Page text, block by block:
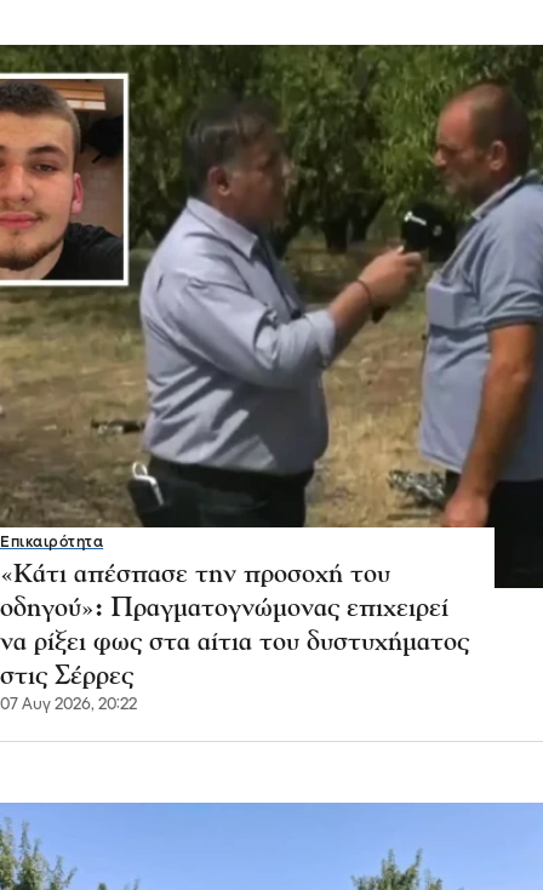
Επικαιρότητα
«Κάτι απέσπασε την προσοχή του
οδηγού»: Πραγματογνώμονας επιχειρεί
να ρίξει φως στα αίτια του δυστυχήματος
στις Σέρρες
07 Αυγ 2026, 20:22